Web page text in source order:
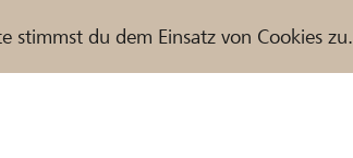
stimmst du dem Einsatz von Cookies zu.